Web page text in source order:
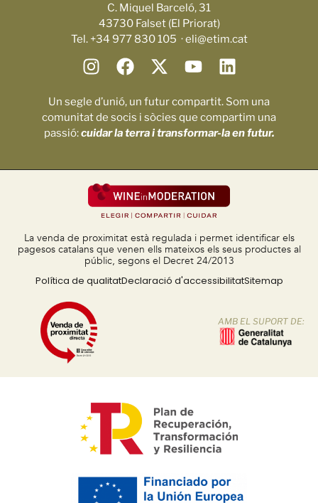
C. Miquel Barceló, 31
43730 Falset (El Priorat)
Tel. +34 977 830 105 · eli@etim.cat
Un segle d’unió, un futur compartit. Som una
comunitat de socis i sòcies que compartim una
passió:cuidar la terra i transformar-la en futur.
La venda de proximitat està regulada i permet identificar els
pagesos catalans que venen ells mateixos els seus productes al
públic, segons el Decret 24/2013
Política de qualitatDeclaració d'accessibilitatSitemap
AMB EL SUPORT DE: